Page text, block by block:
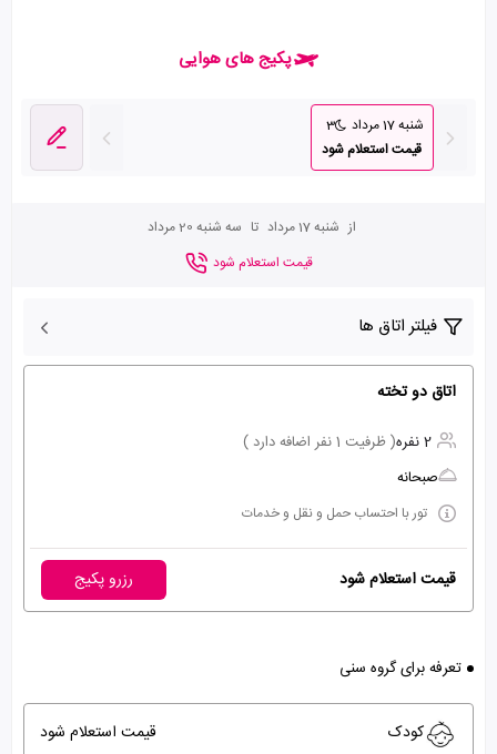
پکیج های هوایی
شنبه 17 مرداد
3
قیمت استعلام شود
از شنبه 17 مرداد تا سه شنبه 20 مرداد
قیمت استعلام شود
فیلتر اتاق ها
اتاق دو تخته
2 نفره
( ظرفیت 1 نفر اضافه دارد )
صبحانه
تور با احتساب حمل و نقل و خدمات
قیمت استعلام شود رزرو پکیج
تعرفه برای گروه سنی
کودک قیمت استعلام شود